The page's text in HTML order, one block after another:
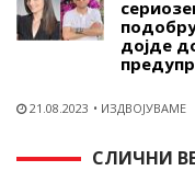
дојде
21.08.2023 ИЗДВОЈУВАМЕ
СЛИЧНИ